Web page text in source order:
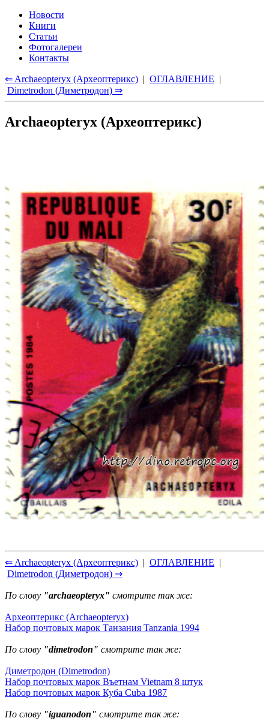
Новости
Книги
Статьи
Фотогалереи
Контакты
⇐ Archaeopteryx (Археоптерикс) | ОГЛАВЛЕНИЕ |
Dimetrodon (Диметродон) ⇒
Archaeopteryx (Археоптерикс)
⇐ Archaeopteryx (Археоптерикс) | ОГЛАВЛЕНИЕ |
Dimetrodon (Диметродон) ⇒
По слову "archaeopteryx" смотрите так же:
Археоптерикс (Archaeopteryx)
Набор почтовых марок Танзания Tanzania 1994
По слову "dimetrodon" смотрите так же:
Диметродон (Dimetrodon)
Набор почтовых марок Въетнам Vietnam 8 штук
Набор почтовых марок Куба Cuba 1987
По слову "iguanodon" смотрите так же: